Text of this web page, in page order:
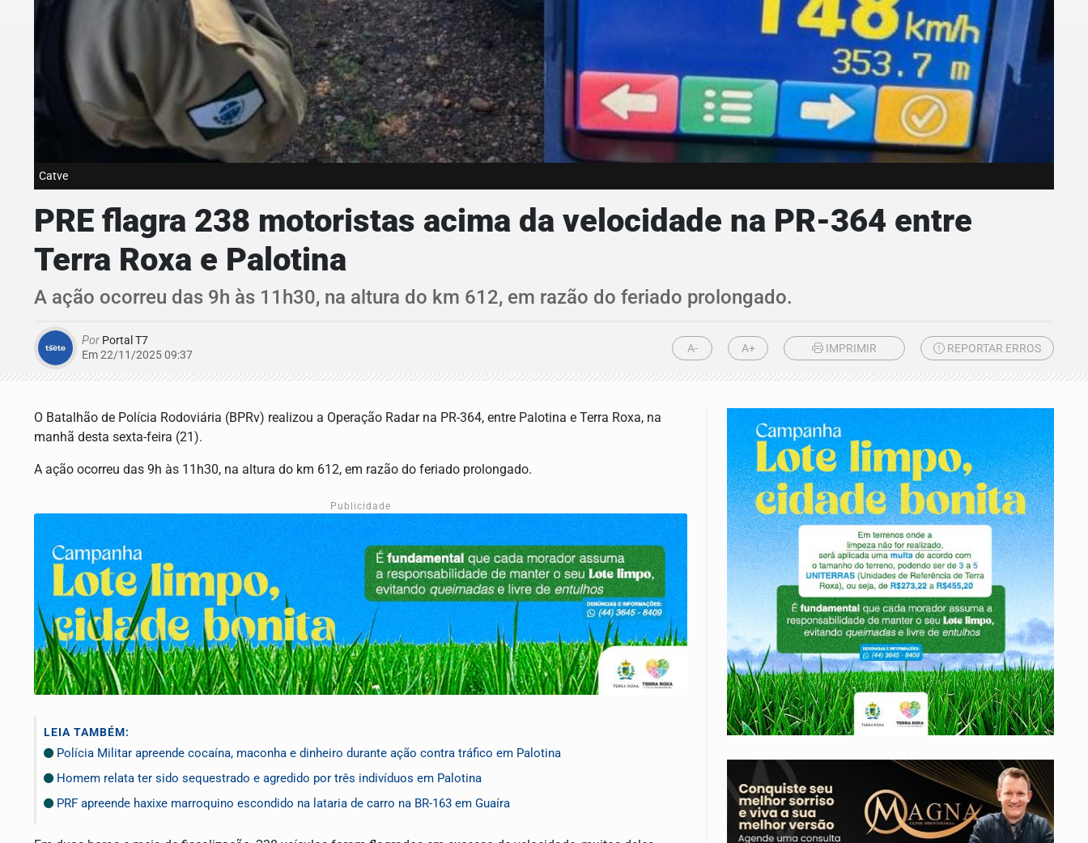
Catve
PRE flagra 238 motoristas acima da velocidade na PR-364 entre
Terra Roxa e Palotina
A ação ocorreu das 9h às 11h30, na altura do km 612, em razão do feriado prolongado.
Por Portal T7
Em 22/11/2025 09:37
A- A+ IMPRIMIR REPORTAR ERROS
O Batalhão de Polícia Rodoviária (BPRv) realizou a Operação Radar na PR-364, entre Palotina e Terra Roxa, na
manhã desta sexta-feira (21).
A ação ocorreu das 9h às 11h30, na altura do km 612, em razão do feriado prolongado.
Publicidade
LEIA TAMBÉM:
Polícia Militar apreende cocaína, maconha e dinheiro durante ação contra tráfico em Palotina
Homem relata ter sido sequestrado e agredido por três indivíduos em Palotina
PRF apreende haxixe marroquino escondido na lataria de carro na BR-163 em Guaíra